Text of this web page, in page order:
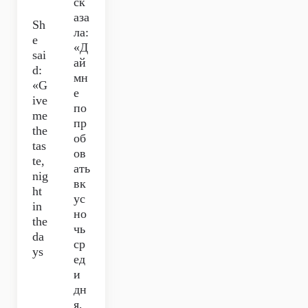
Sh
e
sai
d:
«G
ive
me
the
tas
te,
nig
ht
in
the
da
ys
аза
ла:
«Д
ай
мн
е
по
пр
об
ов
ать
вк
ус
но
чь
ср
ед
и
дн
я,